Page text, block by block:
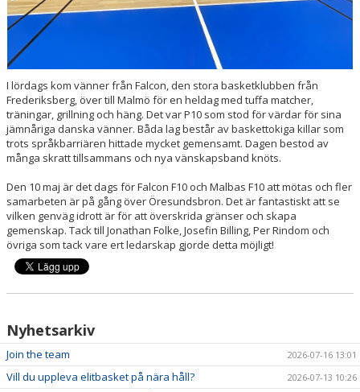
I lördags kom vänner från Falcon, den stora basketklubben från
Frederiksberg, över till Malmö för en heldag med tuffa matcher,
träningar, grillning och häng. Det var P10 som stod för värdar för sina
jämnåriga danska vänner. Båda lag består av baskettokiga killar som
trots språkbarriären hittade mycket gemensamt. Dagen bestod av
många skratt tillsammans och nya vänskapsband knöts.
Den 10 maj är det dags för Falcon F10 och Malbas F10 att mötas och fler
samarbeten är på gång över Öresundsbron. Det är fantastiskt att se
vilken genväg idrott är för att överskrida gränser och skapa
gemenskap. Tack till Jonathan Folke, Josefin Billing, Per Rindom och
övriga som tack vare ert ledarskap gjorde detta möjligt!
Nyhetsarkiv
Join the team 2026-07-16 13:01
Vill du uppleva elitbasket på nära håll? 2026-07-13 10:26